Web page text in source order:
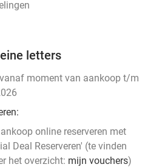
letters
moment van aankoop t/m
online reserveren met
Deal Reserveren' (te vinden
het overzicht: mijn vouchers)